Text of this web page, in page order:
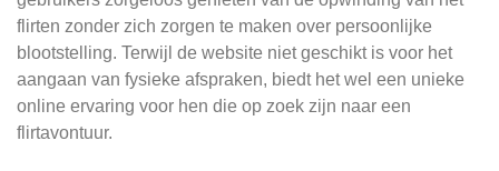
flirten zonder zich zorgen te maken over persoonlijke
blootstelling. Terwijl de website niet geschikt is voor het
aangaan van fysieke afspraken, biedt het wel een unieke
online ervaring voor hen die op zoek zijn naar een
flirtavontuur.